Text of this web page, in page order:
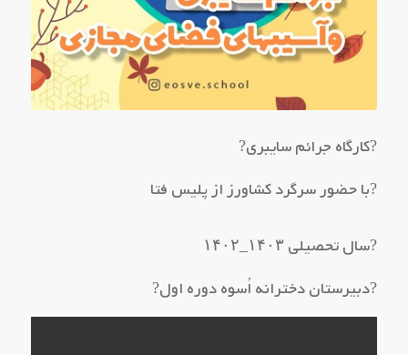
?کارگاه جرائم سایبری?
?با حضور سرگرد کشاورز از پلیس فتا
?سال تحصیلی ۱۴۰۳_۱۴۰۲
?دبیرستان دخترانه اُسوه دوره اول?